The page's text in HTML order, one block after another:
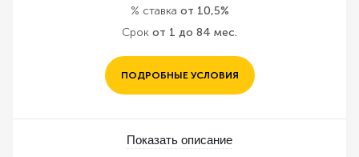
% ставка от 10,5%
Срок от 1 до 84 мес.
ПОДРОБНЫЕ УСЛОВИЯ
Показать описание